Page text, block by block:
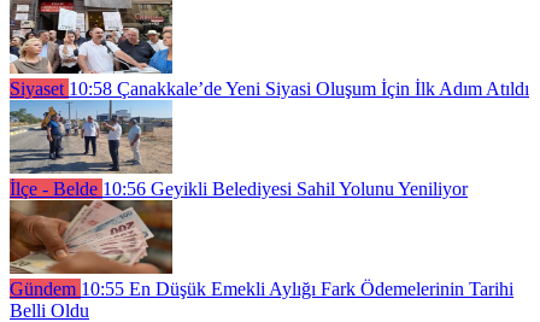
Siyaset 10:58 Çanakkale’de Yeni Siyasi Oluşum İçin İlk Adım Atıldı
İlçe - Belde 10:56 Geyikli Belediyesi Sahil Yolunu Yeniliyor
Gündem 10:55 En Düşük Emekli Aylığı Fark Ödemelerinin Tarihi
Belli Oldu